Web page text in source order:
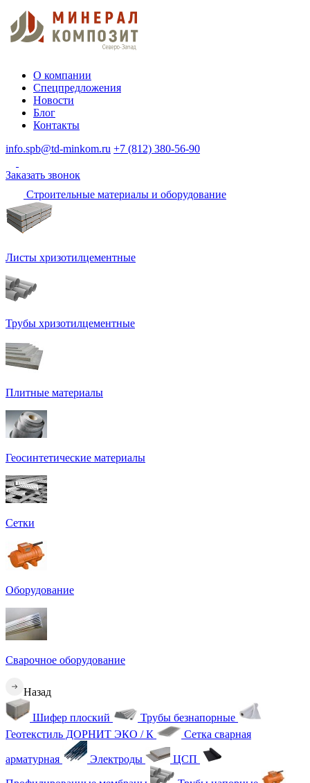
О компании
Спецпредложения
Новости
Блог
Контакты
info.spb@td-minkom.ru +7 (812) 380-56-90
Заказать звонок
Строительные материалы и оборудование
Листы хризотилцементные
Трубы хризотилцементные
Плитные материалы
Геосинтетические материалы
Сетки
Оборудование
Сварочное оборудование
Назад
Шифер плоский
Трубы безнапорные
Геотекстиль ДОРНИТ ЭКО / К
Сетка сварная
арматурная Электроды ЦСП